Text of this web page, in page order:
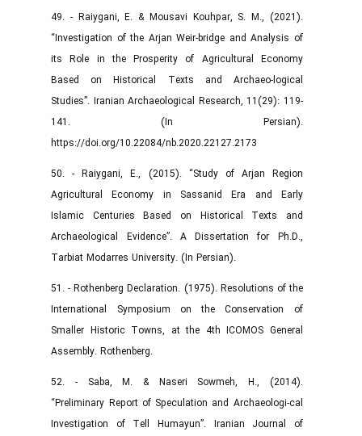
49. - Raiygani, E. & Mousavi Kouhpar, S. M., (2021).
“Investigation of the Arjan Weir-bridge and Analysis of
its Role in the Prosperity of Agricultural Economy
Based on Historical Texts and Archaeo-logical
Studies”. Iranian Archaeological Research, 11(29): 119-
141. (In Persian).
https://doi.org/10.22084/nb.2020.22127.2173
50. - Raiygani, E., (2015). “Study of Arjan Region
Agricultural Economy in Sassanid Era and Early
Islamic Centuries Based on Historical Texts and
Archaeological Evidence”. A Dissertation for Ph.D.,
Tarbiat Modarres University. (In Persian).
51. - Rothenberg Declaration. (1975). Resolutions of the
International Symposium on the Conservation of
Smaller Historic Towns, at the 4th ICOMOS General
Assembly. Rothenberg.
52. - Saba, M. & Naseri Sowmeh, H., (2014).
“Preliminary Report of Speculation and Archaeologi-cal
Investigation of Tell Humayun”. Iranian Journal of